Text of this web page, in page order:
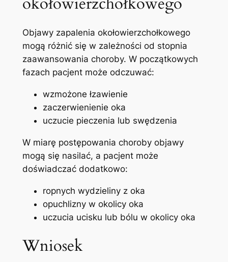
Objawy zapalenia‌ okołowierzchołkowego
mogą różnić się w zależności od​ stopnia‍
zaawansowania choroby. W początkowych
fazach pacjent ‍może odczuwać:
wzmożone łzawienie
zaczerwienienie oka
uczucie pieczenia lub swędzenia
W miarę ​postępowania⁢ choroby objawy
mogą się nasilać, a pacjent może
doświadczać dodatkowo:
ropnych wydzieliny z oka
opuchlizny w‍ okolicy oka
uczucia ucisku lub bólu w okolicy‌ oka
Wniosek